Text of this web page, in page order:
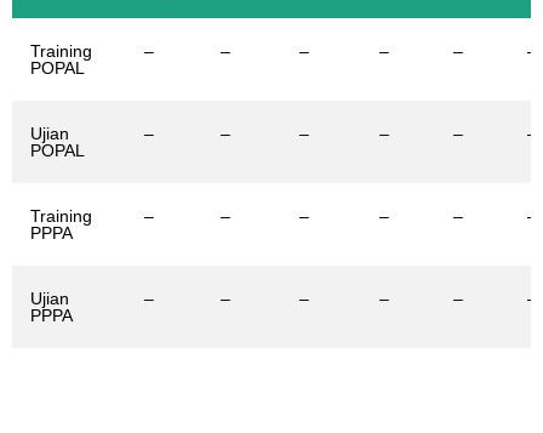
Training
POPAL
– – – – – –
Ujian
POPAL
– – – – – –
Training
PPPA
– – – – – –
Ujian
PPPA
– – – – – –